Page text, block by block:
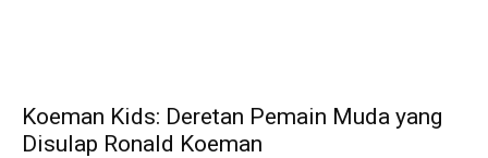
Koeman Kids: Deretan Pemain Muda yang
Disulap Ronald Koeman